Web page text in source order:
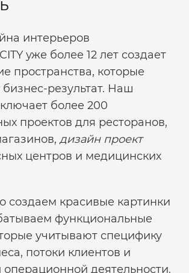
интерьеров
уже более 12 лет создает
пространства, которые
результат. Наш
более 200
проектов для ресторанов,
дизайн проект
центров и медицинских
создаем красивые картинки
функциональные
учитывают специфику
потоки клиентов и
операционной деятельности.